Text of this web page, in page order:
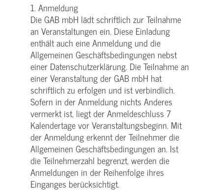
1. Anmeldung
Die GAB mbH lädt schriftlich zur Teilnahme
an Veranstaltungen ein. Diese Einladung
enthält auch eine Anmeldung und die
Allgemeinen Geschäftsbedingungen nebst
einer Datenschutzerklärung. Die Teilnahme an
einer Veranstaltung der GAB mbH hat
schriftlich zu erfolgen und ist verbindlich.
Sofern in der Anmeldung nichts Anderes
vermerkt ist, liegt der Anmeldeschluss 7
Kalendertage vor Veranstaltungsbeginn. Mit
der Anmeldung erkennt der Teilnehmer die
Allgemeinen Geschäftsbedingungen an. Ist
die Teilnehmerzahl begrenzt, werden die
Anmeldungen in der Reihenfolge ihres
Einganges berücksichtigt.